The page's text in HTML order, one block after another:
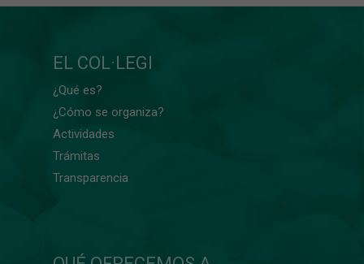
EL COL·LEGI
¿Qué es?
¿Cómo se organiza?
Actividades
Trámitas
Transparencia